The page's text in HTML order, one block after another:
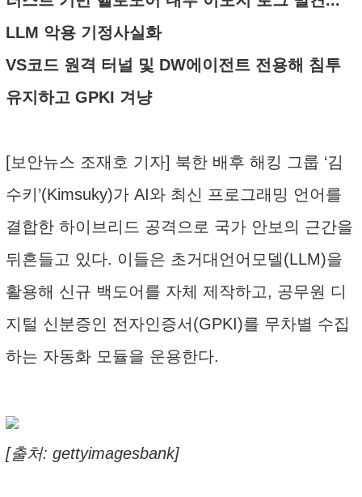
LLM 악용 기정사실화
VS코드 원격 터널 및 DW에이전트 전용해 침투
유지하고 GPKI 겨냥
[보안뉴스 조재호 기자] 북한 배후 해킹 그룹 ‘김
수키’(Kimsuky)가 AI와 최신 프로그래밍 언어를
결합한 하이브리드 공격으로 국가 안보의 근간을
뒤흔들고 있다. 이들은 초거대언어모델(LLM)을
활용해 신규 백도어를 자체 제작하고, 공무원 디
지털 신분증인 전자인증서(GPKI)를 무차별 수집
하는 자동화 모듈을 운용한다.
[출처: gettyimagesbank]